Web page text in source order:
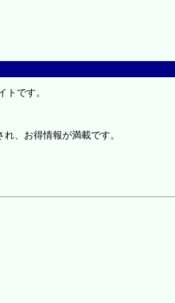
トです。
、お得情報が満載です。